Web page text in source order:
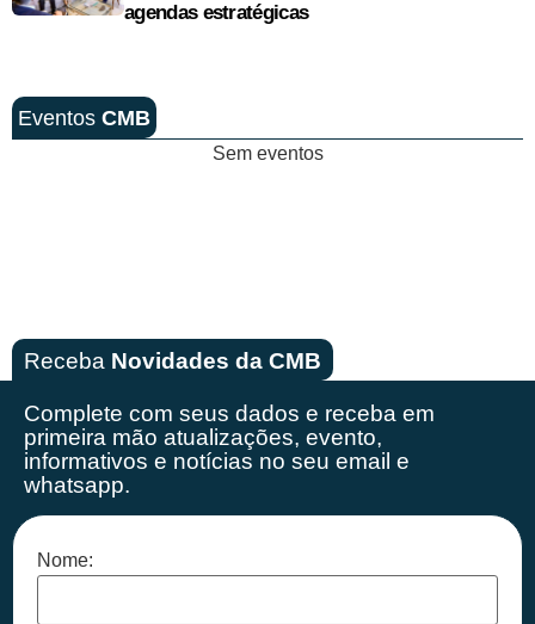
agendas estratégicas
Eventos CMB
Sem eventos
Receba Novidades da CMB
Complete com seus dados e receba em
primeira mão atualizações, evento,
informativos e notícias no seu email e
whatsapp.
Nome: